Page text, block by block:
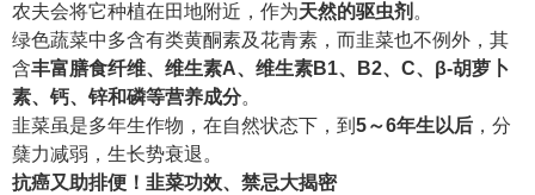
农夫会将它种植在田地附近，作为天然的驱虫剂 。
绿色蔬菜中多含有类黄酮素及花青素，而韭菜也不例外，其
含丰富膳食纤维、维生素A、维生素B1、B2、C、β-胡萝卜
素、钙、锌和磷等营养成分。
韭菜虽是多年生作物，在自然状态下，到 5～6年生以后 ，分
蘖力减弱，生长势衰退。
抗癌又助排便！ 韭菜功效、禁忌大揭密